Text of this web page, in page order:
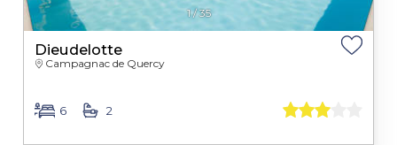
1/35
Dieudelotte
Campagnac de Quercy
6 2